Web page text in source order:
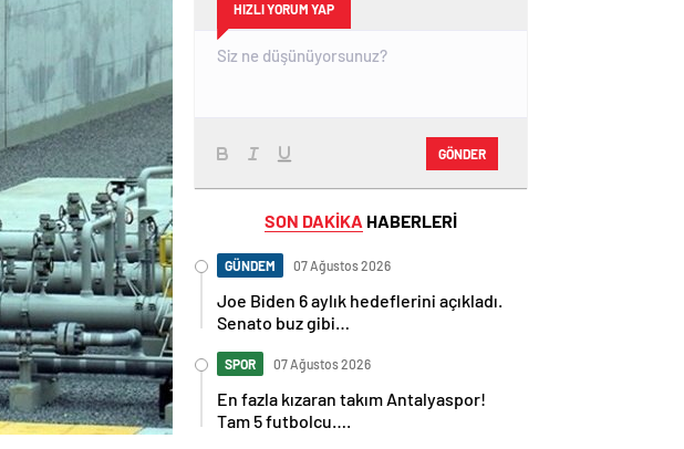
HIZLI YORUM YAP
GÖNDER
SON DAKİKA HABERLERİ
GÜNDEM 07 Ağustos 2026
Joe Biden 6 aylık hedeflerini açıkladı.
Senato buz gibi…
SPOR 07 Ağustos 2026
En fazla kızaran takım Antalyaspor!
Tam 5 futbolcu….